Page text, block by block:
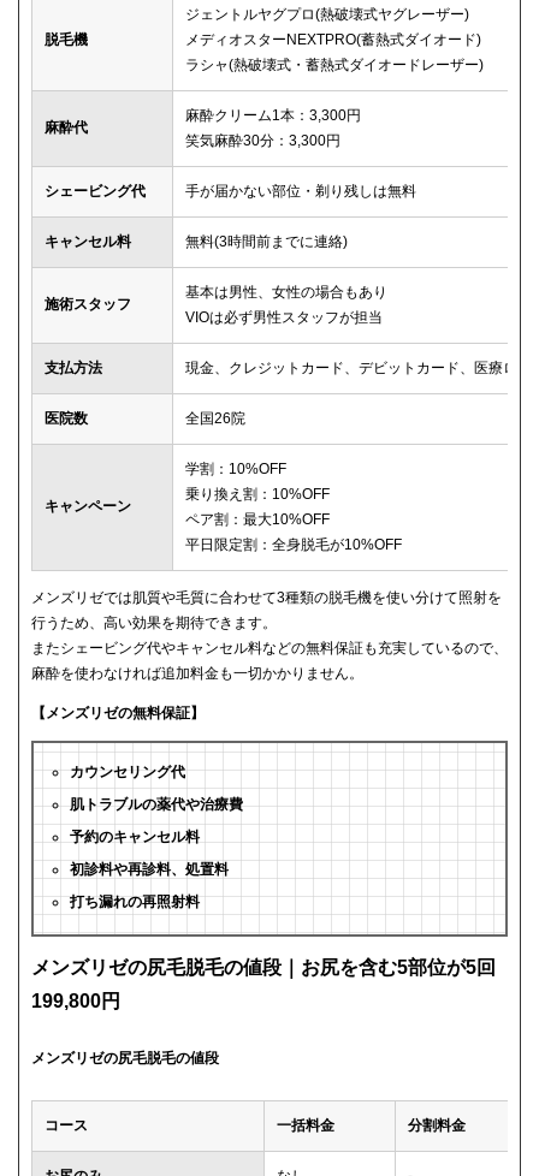
脱毛機
ジェントルヤグプロ(熱破壊式ヤグレーザー)
メディオスターNEXTPRO(蓄熱式ダイオード)
ラシャ(熱破壊式・蓄熱式ダイオードレーザー)
麻酔代
麻酔クリーム1本：3,300円
笑気麻酔30分：3,300円
シェービング代 手が届かない部位・剃り残しは無料
キャンセル料 無料(3時間前までに連絡)
施術スタッフ
基本は男性、女性の場合もあり
VIOは必ず男性スタッフが担当
支払方法 現金、クレジットカード、デビットカード、医療ロー
医院数 全国26院
キャンペーン
学割：10%OFF
乗り換え割：10%OFF
ペア割：最大10%OFF
平日限定割：全身脱毛が10%OFF
メンズリゼでは肌質や毛質に合わせて3種類の脱毛機を使い分けて照射を
行うため、高い効果を期待できます。
またシェービング代やキャンセル料などの無料保証も充実しているので、
麻酔を使わなければ追加料金も一切かかりません。
【メンズリゼの無料保証】
カウンセリング代
肌トラブルの薬代や治療費
予約のキャンセル料
初診料や再診料、処置料
打ち漏れの再照射料
メンズリゼの尻毛脱毛の値段｜お尻を含む5部位が5回
199,800円
メンズリゼの尻毛脱毛の値段
コース 一括料金 分割料金